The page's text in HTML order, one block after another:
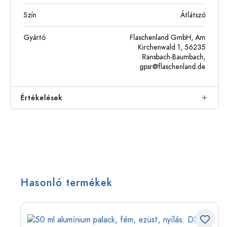
Szín Átlátszó
Gyártó
Flaschenland GmbH, Am
Kirchenwald 1, 56235
Ransbach-Baumbach,
gpsr@flaschenland.de
Értékelések
Hasonló termékek